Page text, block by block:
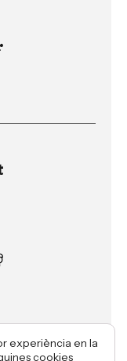
experiència en la
cookies